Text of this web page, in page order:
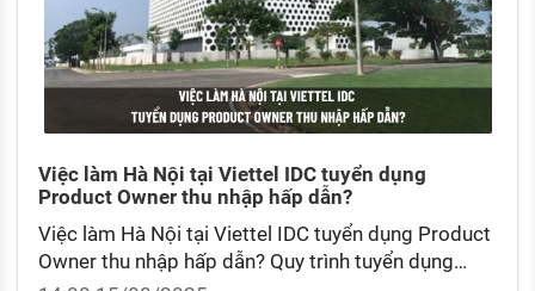
Việc làm Hà Nội tại Viettel IDC tuyển dụng
Product Owner thu nhập hấp dẫn?
Việc làm Hà Nội tại Viettel IDC tuyển dụng Product
Owner thu nhập hấp dẫn? Quy trình tuyển dụng